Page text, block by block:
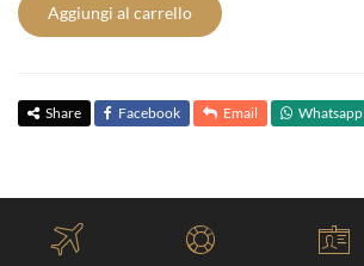
Aggiungi al carrello
Share Facebook Email Whatsapp